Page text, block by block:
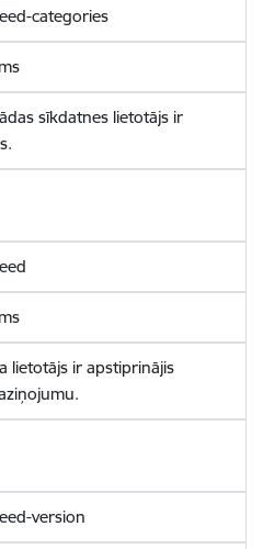
categories
sīkdatnes lietotājs ir
lietotājs ir apstiprinājis
version